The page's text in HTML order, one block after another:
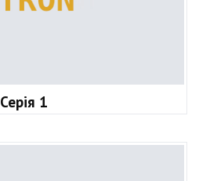
Серія 1